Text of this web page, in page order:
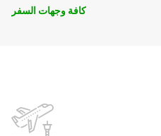
كافة وجهات السفر